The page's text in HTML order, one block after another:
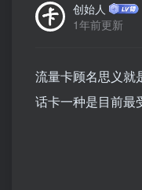
创始人
1年前更新
流量卡顾名思义就
话卡一种是目前最